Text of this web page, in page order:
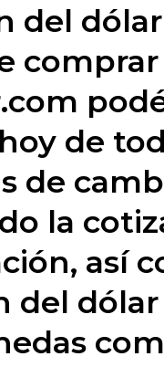
del
de
de
la
así
del